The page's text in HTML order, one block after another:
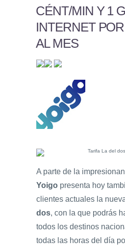
CÉNT/MIN Y 1
INTERNET
AL MES
A parte de la
Yoigo presenta hoy
clientes actuales la
dos, con la que podrás
todos los destinos
todas las horas del día